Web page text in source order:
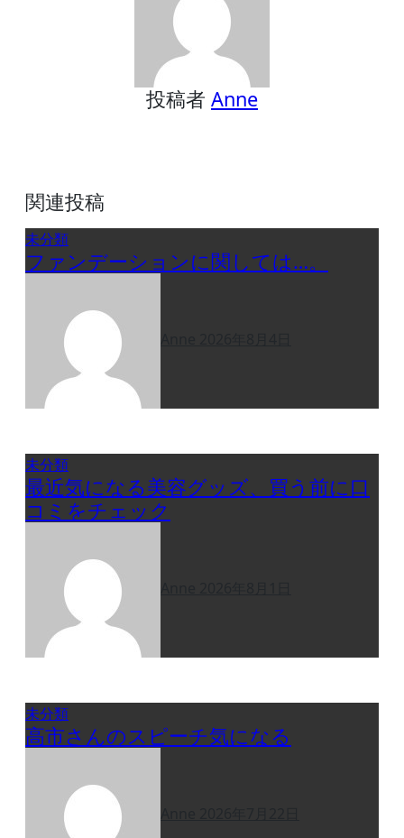
投稿者 Anne
関連投稿
未分類
ファンデーションに関しては…。
未分類
最近気になる美容グッズ、買う前に口
コミをチェック
未分類
高市さんのスピーチ気になる